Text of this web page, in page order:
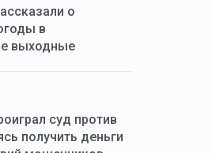
о
в
выходные
суд против
получить деньги